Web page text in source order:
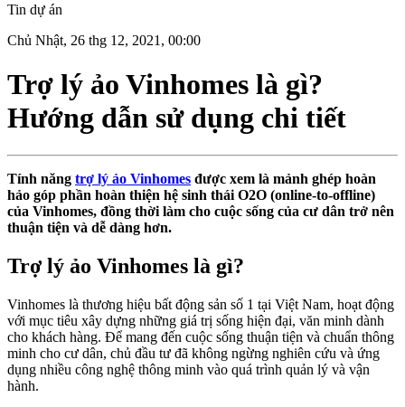
Tin dự án
Chủ Nhật, 26 thg 12, 2021, 00:00
Trợ lý ảo Vinhomes là gì?
Hướng dẫn sử dụng chi tiết
Tính năng trợ lý ảo Vinhomes được xem là mảnh ghép hoàn
hảo góp phần hoàn thiện hệ sinh thái O2O (online-to-offline)
của Vinhomes, đồng thời làm cho cuộc sống của cư dân trở nên
thuận tiện và dễ dàng hơn.
Trợ lý ảo Vinhomes là gì?
Vinhomes là thương hiệu bất động sản số 1 tại Việt Nam, hoạt động
với mục tiêu xây dựng những giá trị sống hiện đại, văn minh dành
cho khách hàng. Để mang đến cuộc sống thuận tiện và chuẩn thông
minh cho cư dân, chủ đầu tư đã không ngừng nghiên cứu và ứng
dụng nhiều công nghệ thông minh vào quá trình quản lý và vận
hành.